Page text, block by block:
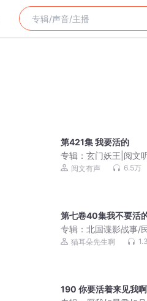
第421集 我要活的
专辑：玄门妖王|阅文
阅文有声 6.5万
第七卷40集我不要活
专辑：北国谍影战事/
再战一回神作
猫耳朵先生啊
190 你要活着来见我啊